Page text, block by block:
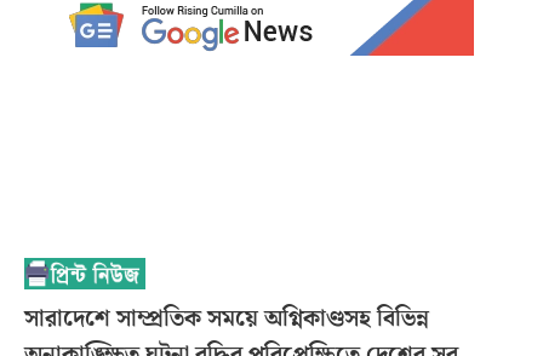
সারাদেশে সাম্প্রতিক সময়ে অগ্নিকাণ্ডসহ বিভিন্ন